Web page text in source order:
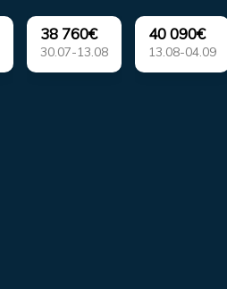
38 760€
30.07-13.08
40 090€
13.08-04.09